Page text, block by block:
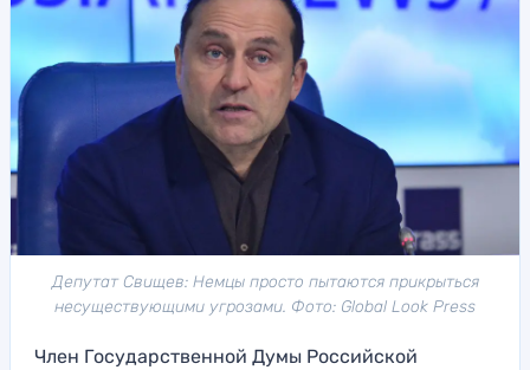
Депутат Свищев: Немцы просто пытаются прикрыться
несуществующими угрозами. Фото: Global Look Press
Член Государственной Думы Российской